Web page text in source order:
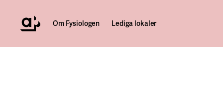
Om Fysiologen Lediga lokaler